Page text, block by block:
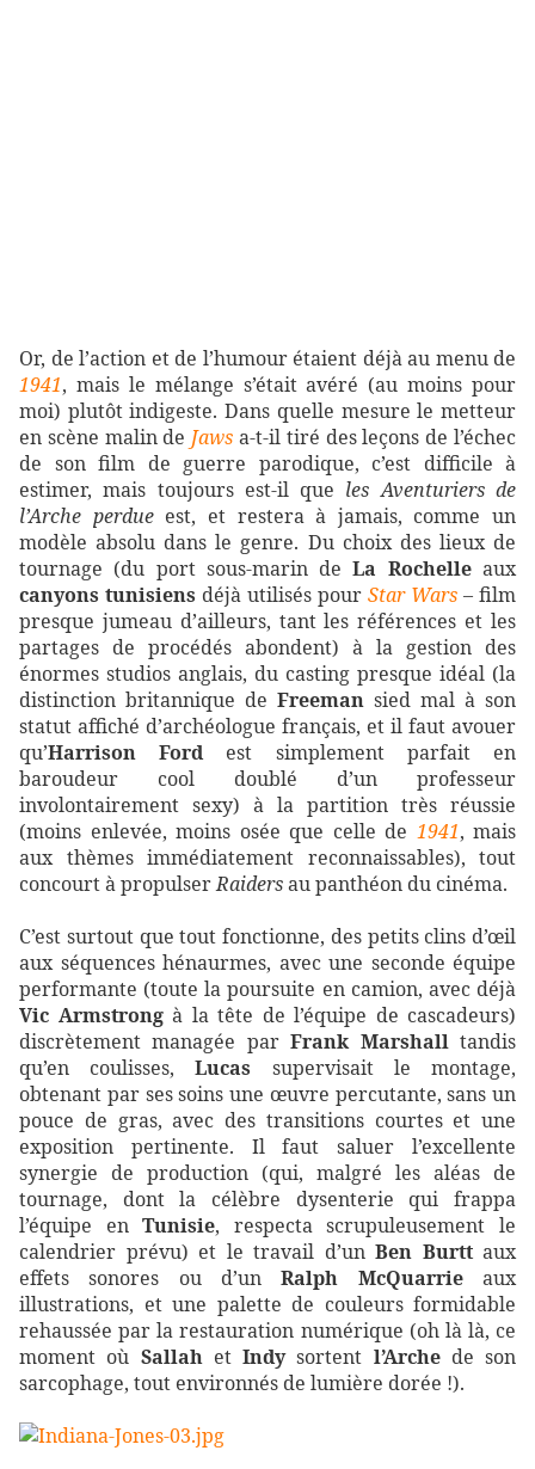
Or, de l’action et de l’humour étaient déjà au menu de
1941, mais le mélange s’était avéré (au moins pour
moi) plutôt indigeste. Dans quelle mesure le metteur
en scène malin de Jaws a-t-il tiré des leçons de l’échec
de son film de guerre parodique, c’est difficile à
estimer, mais toujours est-il que les Aventuriers de
l’Arche perdueest, et restera à jamais, comme un
modèle absolu dans le genre. Du choix des lieux de
tournage (du port sous-marin deLa Rochelleaux
canyons tunisiens déjà utilisés pour Star Wars – film
presque jumeau d’ailleurs, tant les références et les
partages de procédés abondent) à la gestion des
énormes studios anglais, du casting presque idéal (la
distinction britannique de Freeman sied mal à son
statut affiché d’archéologue français, et il faut avouer
qu’Harrison Fordest simplement parfait en
baroudeur cool doublé d’un professeur
involontairement sexy) à la partition très réussie
(moins enlevée, moins osée que celle de 1941, mais
aux thèmes immédiatement reconnaissables), tout
concourt à propulserRaidersau panthéon du cinéma.
C’est surtout que tout fonctionne, des petits clins d’œil
aux séquences hénaurmes, avec une seconde équipe
performante (toute la poursuite en camion, avec déjà
Vic Armstrongà la tête de l’équipe de cascadeurs)
discrètement managée parFrank Marshalltandis
qu’en coulisses,Lucas supervisait le montage,
obtenant par ses soins une œuvre percutante, sans un
pouce de gras, avec des transitions courtes et une
exposition pertinente. Il faut saluer l’excellente
synergie de production (qui, malgré les aléas de
tournage, dont la célèbre dysenterie qui frappa
l’équipe enTunisie, respecta scrupuleusement le
calendrier prévu) et le travail d’un Ben Burttaux
effets sonores ou d’unRalph McQuarrieaux
illustrations, et une palette de couleurs formidable
rehaussée par la restauration numérique (oh là là, ce
moment où Sallahet Indysortent l’Archede son
sarcophage, tout environnés de lumière dorée !).